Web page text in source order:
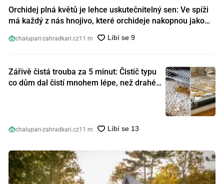
Orchidej plná květů je lehce uskutečnitelný sen: Ve spíži
má každý z nás hnojivo, které orchideje nakopnou jako
chalupari-zahradkari.cz11 m
Zářivě čistá trouba za 5 minut: Čistič typu
co dům dal čistí mnohem lépe, než drahé
chalupari-zahradkari.cz11 m